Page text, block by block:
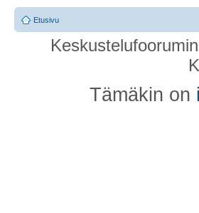
Etusivu
Tämäkin on